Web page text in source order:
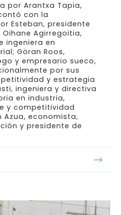
por Arantxa Tapia,
con la
Esteban, presidente
Oihane Agirregoitia,
ingeniera en
Göran Roos,
y empresario sueco,
por sus
y estrategia
ingeniera y directiva
en industria,
y competitividad
Azua, economista,
y presidente de